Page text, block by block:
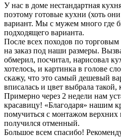
У нас в доме нестандартная
поэтому готовые кухни (хоть
вариант. Мы с мужем много где
подходящего варианта.
После всех походов по
на заказ под наши размеры.
обмерил, посчитал, нарисовал
хотелось, и картинка в голове
скажу, что это самый дешевый
вписалась и цвет выбрала такой,
Примерно через 2 недели нам
красавицу! «Благодаря» нашим
помучиться с монтажом верхних
получился отменный.
Большое всем спасибо!